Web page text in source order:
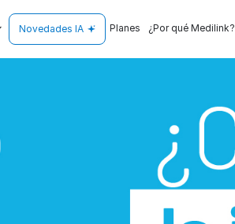
Novedades IA Planes ¿Por qué Medilink?